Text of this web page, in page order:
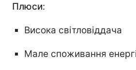
Плюси:
Висока світловіддача
Мале споживання